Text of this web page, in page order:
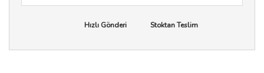
Hızlı Gönderi Stoktan Teslim